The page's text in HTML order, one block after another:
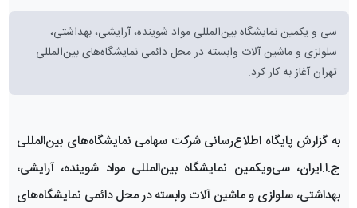
سی و یکمین نمایشگاه بین‌المللی مواد شوینده، آرایشی، بهداشتی،
سلولزی و ماشین آلات وابسته در محل دائمی نمایشگاه‌های بین‌المللی
تهران آغاز به کار کرد.
به گزارش پایگاه اطلاع‌رسانی شرکت سهامی نمایشگاه‌های بین‌المللی
ج.ا.ایران، سی‌و‌یکمین نمایشگاه بین‌المللی مواد شوینده، آرایشی،
بهداشتی، سلولزی و ماشین آلات وابسته در محل دائمی نمایشگاه‌های